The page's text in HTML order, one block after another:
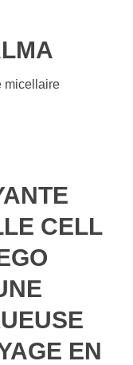
micellaire
CELL
EN